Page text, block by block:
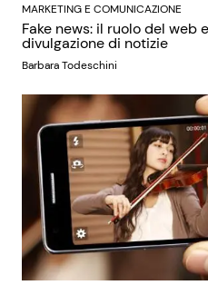
MARKETING E COMUNICAZIONE
Fake news: il ruolo del web
divulgazione di notizie
Barbara Todeschini